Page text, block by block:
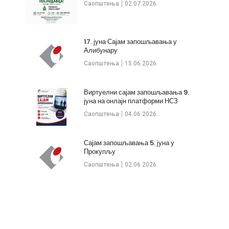
Саопштења 02.07.2026.
Саопштења 15.06.2026.
17. јуна Сајам запошљавања у
Алибунару
Саопштења 04.06.2026.
Виртуелни сајам запошљавања 9.
јуна на онлајн платформи НСЗ
Саопштења 02.06.2026.
Сајам запошљавања 5. јуна у
Прокупљу